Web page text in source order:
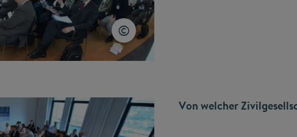
Von welcher